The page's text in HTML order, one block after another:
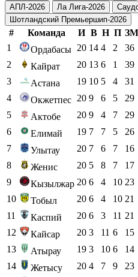
АПЛ-2026
Ла Лига-2026
Шотландский Премьершип-2026
# Команда И В Н П ЗМ
1
Ордабасы 20 14 4 2 36
2
Кайрат 20 13 6 1 39
3
Астана 19 10 5 4 31
4
Окжетпес 20 9 6 5 29
5
Актобе 20 9 4 7 29
6
Елимай 19 7 7 5 26
7
Улытау 20 7 6 7 16
8
Женис 20 5 8 7 17
9
Кызылжар 20 6 4 10 23
10
Тобыл 20 6 4 10 21
11
Каспий 20 6 3 11 21
12
Кайсар 20 3 11 6 15
13
Атырау 19 3 10 6 14
14
Жетысу 20 4 7 9 23